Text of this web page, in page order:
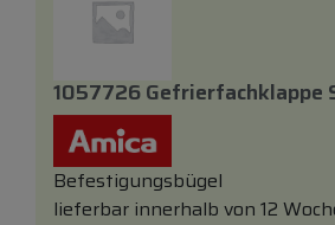
1057726 Gefrierfachklappe
Befestigungsbügel
lieferbar innerhalb von 12